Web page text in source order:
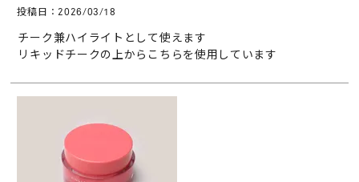
投稿日
2026/03/18
チーク兼ハイライトとして使えます
リキッドチークの上からこちらを使用しています